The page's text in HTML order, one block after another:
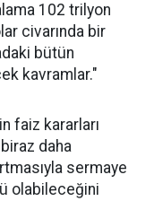
102 trilyon
civarında bir
bütün
kavramlar."
faiz kararları
daha
sermaye
olabileceğini